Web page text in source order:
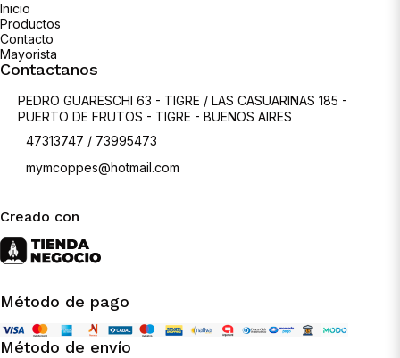
Inicio
Productos
Contacto
Mayorista
Contactanos
PEDRO GUARESCHI 63 - TIGRE / LAS CASUARINAS 185 -
PUERTO DE FRUTOS - TIGRE - BUENOS AIRES
47313747 / 73995473
mymcoppes@hotmail.com
Creado con
Método de pago
Método de envío